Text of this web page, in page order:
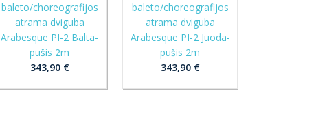
baleto/choreografijos
atrama dviguba
Arabesque PI-2 Balta-
pušis 2m
343,90 €
baleto/choreografijos
atrama dviguba
Arabesque PI-2 Juoda-
pušis 2m
343,90 €